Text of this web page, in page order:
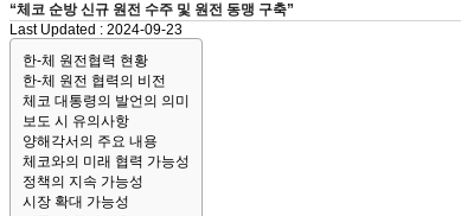
금융 게임 스포츠 사진 대출 자동차
“체코 순방 신규 원전 수주 및 원전 동맹 구축”
Last Updated : 2024-09-23
한-체 원전협력 현황
한-체 원전 협력의 비전
체코 대통령의 발언의 의미
보도 시 유의사항
양해각서의 주요 내용
체코와의 미래 협력 가능성
정책의 지속 가능성
시장 확대 가능성